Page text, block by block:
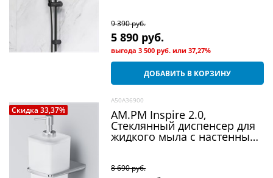
9 390 руб.
5 890 руб.
выгода3 500 руб. или37,27%
ДОБАВИТЬ В КОРЗИНУ
Скидка 33,37%
A50A36900
AM.PM Inspire 2.0,
Стеклянный диспенсер для
жидкого мыла с настенным
8 690 руб.